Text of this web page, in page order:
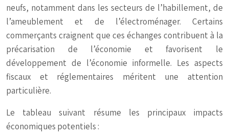
neufs, notamment dans les secteurs de l’habillement, de
l’ameublement et de l’électroménager. Certains
commerçants craignent que ces échanges contribuent à la
précarisation de l’économie et favorisent le
développement de l’économie informelle. Les aspects
fiscaux et réglementaires méritent une attention
particulière.
Le tableau suivant résume les principaux impacts
économiques potentiels :